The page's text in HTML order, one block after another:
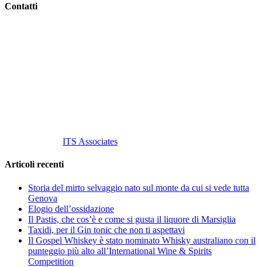
Contatti
ITS Associates
Articoli recenti
Storia del mirto selvaggio nato sul monte da cui si vede tutta
Genova
Elogio dell’ossidazione
Il Pastis, che cos’è e come si gusta il liquore di Marsiglia
Taxidi, per il Gin tonic che non ti aspettavi
Il Gospel Whiskey è stato nominato Whisky australiano con il
punteggio più alto all’International Wine & Spirits
Competition